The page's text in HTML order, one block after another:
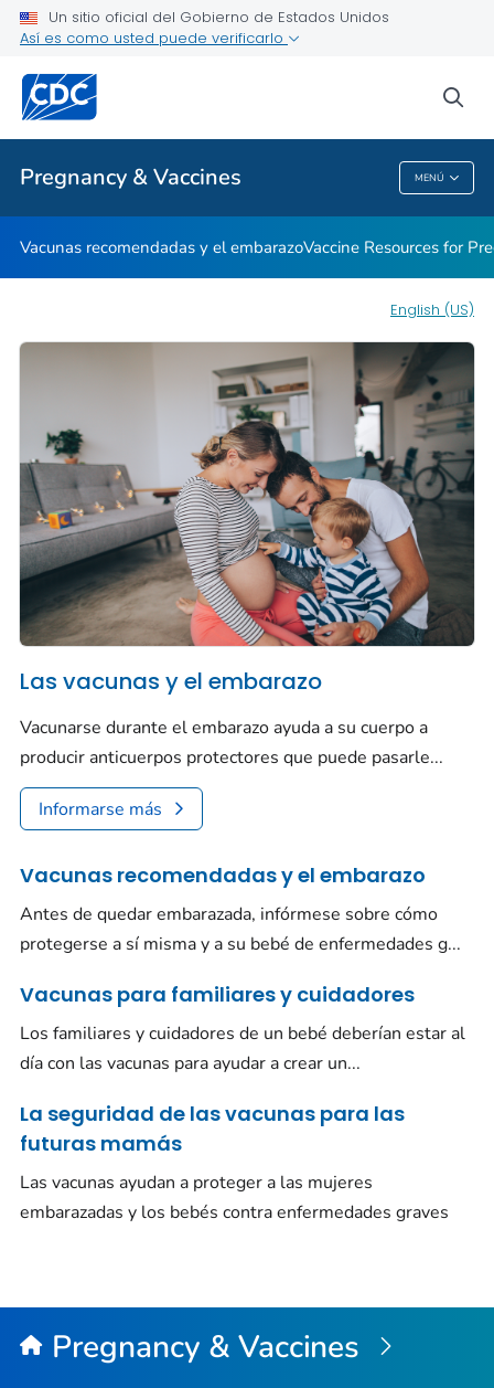
Un sitio oficial del Gobierno de Estados Unidos
Así es como usted puede verificarlo
Pregnancy & Vaccines MENÚ
La seguridad de las vacunas para las futuras mamás
Proveedores de atención médica
Pregnancy & Vaccines
Vacunas recomendadas y el embarazoVaccine Resources for
English (US)
Las vacunas y el embarazo
Vacunarse durante el embarazo ayuda a su cuerpo a
producir anticuerpos protectores que puede pasarle...
Informarse más
Vacunas recomendadas y el embarazo
Antes de quedar embarazada, infórmese sobre cómo
protegerse a sí misma y a su bebé de enfermedades g...
Vacunas para familiares y cuidadores
Los familiares y cuidadores de un bebé deberían estar al
día con las vacunas para ayudar a crear un...
La seguridad de las vacunas para las
futuras mamás
Las vacunas ayudan a proteger a las mujeres
embarazadas y los bebés contra enfermedades graves
Pregnancy & Vaccines